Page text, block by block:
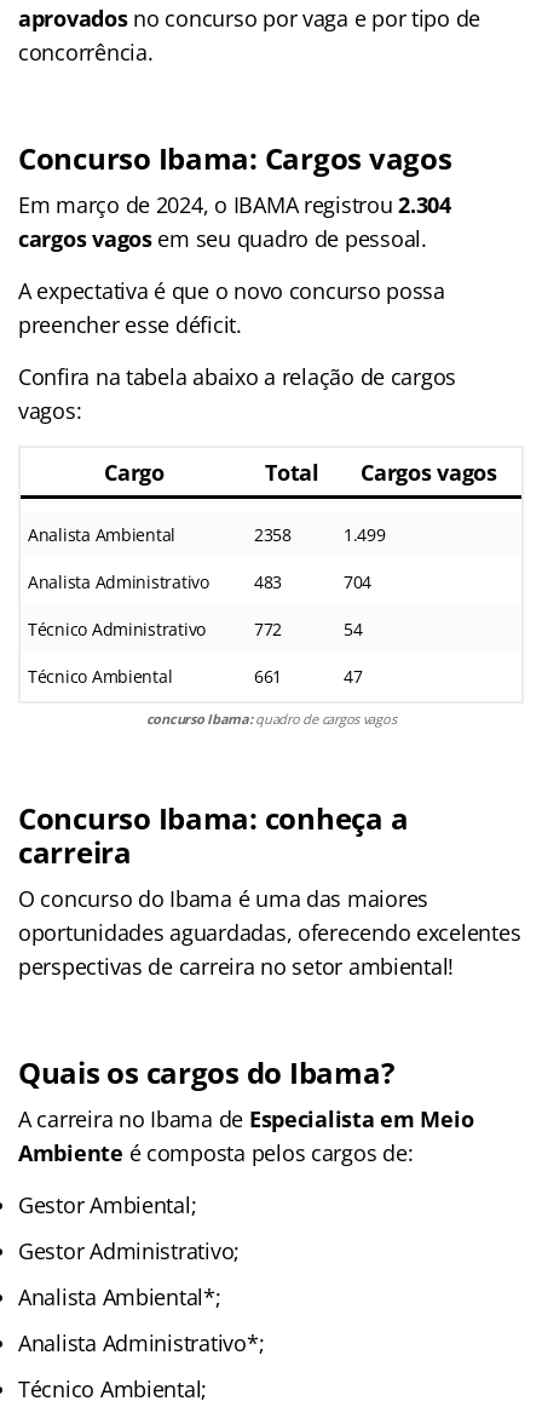
aprovadosno concurso por vaga e por tipo de
concorrência.
Concurso Ibama: Cargos vagos
Em março de 2024, o IBAMA registrou2.304
cargos vagosem seu quadro de pessoal.
A expectativa é que o novo concurso possa
preencher esse déficit.
Confira na tabela abaixo a relação de cargos
vagos:
Cargo Total Cargos vagos
Analista Ambiental 2358 1.499
Analista Administrativo 483 704
Técnico Administrativo 772 54
Técnico Ambiental 661 47
concurso Ibama:quadro de cargos vagos
Concurso Ibama: conheça a
carreira
O concurso do Ibama é uma das maiores
oportunidades aguardadas, oferecendo excelentes
perspectivas de carreira no setor ambiental!
Quais os cargos do Ibama?
A carreira no Ibama de Especialista em Meio
Ambiente é composta pelos cargos de:
Gestor Ambiental;
Gestor Administrativo;
Analista Ambiental*;
Analista Administrativo*;
Técnico Ambiental;